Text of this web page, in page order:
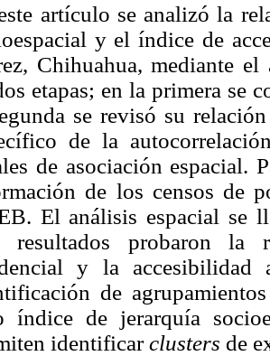
artículo se analizó la
y el índice de
Chihuahua, mediante
etapas; en la primera se
se revisó su
de la
de asociación espacial.
de los censos de
El análisis espacial se
resultados probaron la
y la
de
índice de jerarquía
identificarclusters de